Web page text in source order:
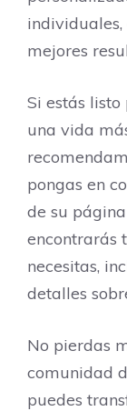
mejores
Si estás
una vida
pongas en
de su
encontrarás
necesitas,
detalles
No pierdas
comunidad
puedes